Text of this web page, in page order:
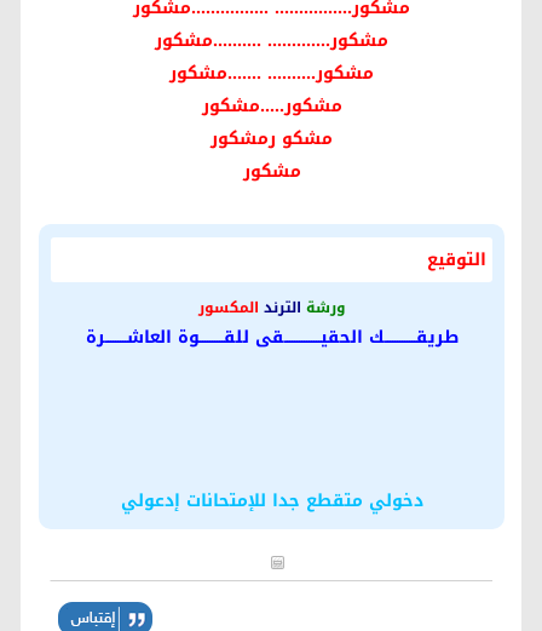
مشكور................ ................مشكور
مشكور............. ..........مشكور
مشكور.......... .......مشكور
مشكور.....مشكور
مشكو رمشكور
مشكور
التوقيع
ورشة الترند المكسور
طريقـــــــــــــك الحقيـــــــــــــــقى للقــــــــــوة العاشـــــــــرة
دخولي متقطع جدا للإمتحانات إدعولي